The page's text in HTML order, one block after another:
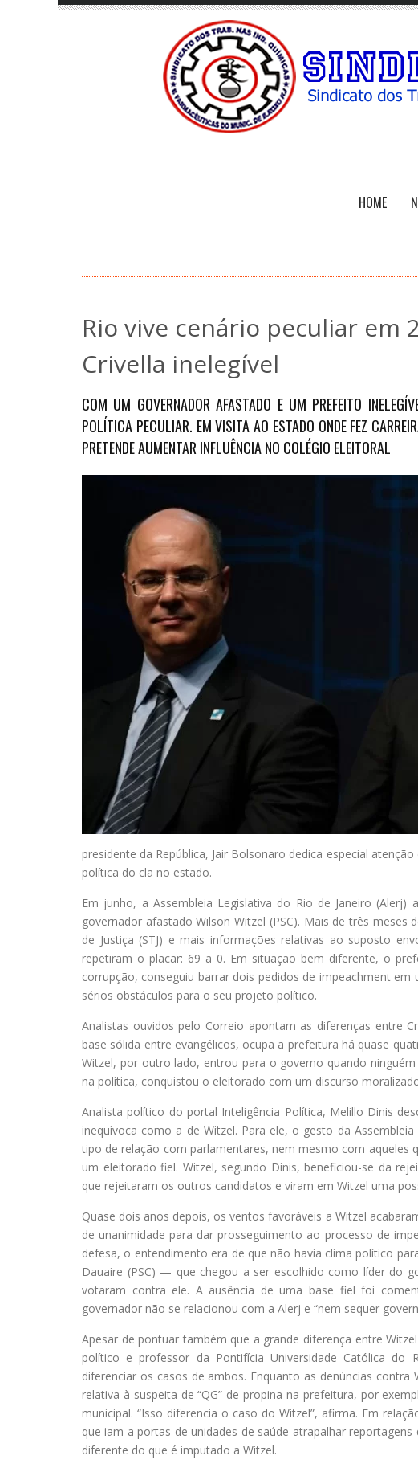
HOME
Rio vive cenário peculiar em
Crivella inelegível
COM UM GOVERNADOR AFASTADO E UM PREFEITO
POLÍTICA PECULIAR. EM VISITA AO ESTADO ONDE FEZ
PRETENDE AUMENTAR INFLUÊNCIA NO COLÉGIO ELEITORAL
presidente da República, Jair Bolsonaro dedica especial
política do clã no estado.
Em junho, a Assembleia Legislativa do Rio de Janeiro
governador afastado Wilson Witzel (PSC). Mais de três
de Justiça (STJ) e mais informações relativas ao suposto
repetiram o placar: 69 a 0. Em situação bem diferente, o
corrupção, conseguiu barrar dois pedidos de impeachment
sérios obstáculos para o seu projeto político.
Analistas ouvidos pelo Correio apontam as diferenças entre
base sólida entre evangélicos, ocupa a prefeitura há quase
Witzel, por outro lado, entrou para o governo quando
na política, conquistou o eleitorado com um discurso
Analista político do portal Inteligência Política, Melillo Dinis
inequívoca como a de Witzel. Para ele, o gesto da
tipo de relação com parlamentares, nem mesmo com aqueles
um eleitorado fiel. Witzel, segundo Dinis, beneficiou-se da
que rejeitaram os outros candidatos e viram em Witzel uma
Quase dois anos depois, os ventos favoráveis a Witzel
de unanimidade para dar prosseguimento ao processo de
defesa, o entendimento era de que não havia clima político
Dauaire (PSC) — que chegou a ser escolhido como líder do
votaram contra ele. A ausência de uma base fiel foi
governador não se relacionou com a Alerj e “nem sequer
Apesar de pontuar também que a grande diferença entre
político e professor da Pontifícia Universidade Católica do
diferenciar os casos de ambos. Enquanto as denúncias
relativa à suspeita de “QG” de propina na prefeitura, por
municipal. “Isso diferencia o caso do Witzel”, afirma. Em
que iam a portas de unidades de saúde atrapalhar
diferente do que é imputado a Witzel.